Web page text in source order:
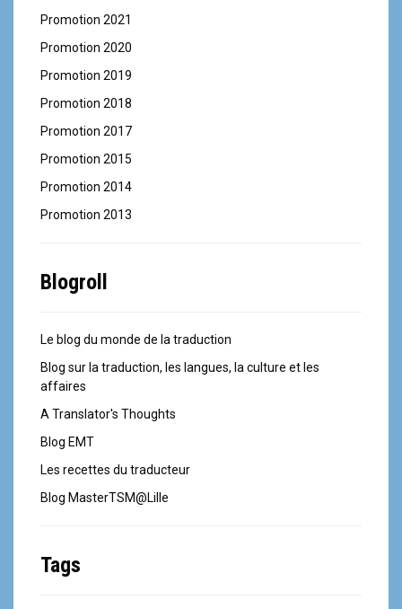
Promotion 2021
Promotion 2020
Promotion 2019
Promotion 2018
Promotion 2017
Promotion 2015
Promotion 2014
Promotion 2013
Blogroll
Le blog du monde de la traduction
Blog sur la traduction, les langues, la culture et les
affaires
A Translator's Thoughts
Blog EMT
Les recettes du traducteur
Blog MasterTSM@Lille
Tags